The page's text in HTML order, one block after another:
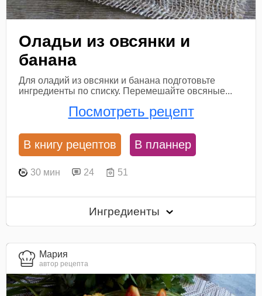
Оладьи из овсянки и
банана
Для оладий из овсянки и банана подготовьте
ингредиенты по списку. Перемешайте овсяные...
Посмотреть рецепт
В книгу рецептов В планнер
30 мин 24 51
Ингредиенты
Мария
автор рецепта